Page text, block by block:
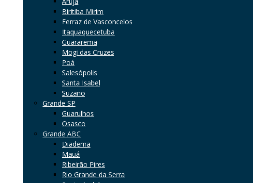
Biritiba Mirim
Ferraz de Vasconcelos
Itaquaquecetuba
Guararema
Mogi das Cruzes
Poá
Salesópolis
Santa Isabel
Suzano
Grande SP
Guarulhos
Osasco
Grande ABC
Diadema
Mauá
Ribeirão Pires
Rio Grande da Serra